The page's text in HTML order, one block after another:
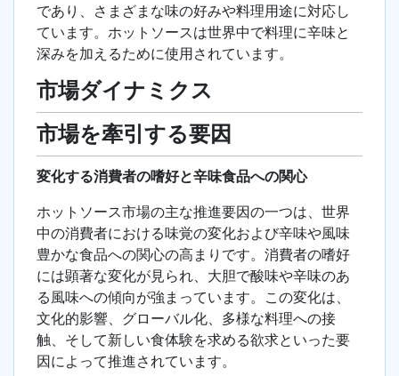
であり、さまざまな味の好みや料理用途に対応し
ています。ホットソースは世界中で料理に辛味と
深みを加えるために使用されています。
市場ダイナミクス
市場を牽引する要因
変化する消費者の嗜好と辛味食品への関心
ホットソース市場の主な推進要因の一つは、世界
中の消費者における味覚の変化および辛味や風味
豊かな食品への関心の高まりです。消費者の嗜好
には顕著な変化が見られ、大胆で酸味や辛味のあ
る風味への傾向が強まっています。この変化は、
文化的影響、グローバル化、多様な料理への接
触、そして新しい食体験を求める欲求といった要
因によって推進されています。